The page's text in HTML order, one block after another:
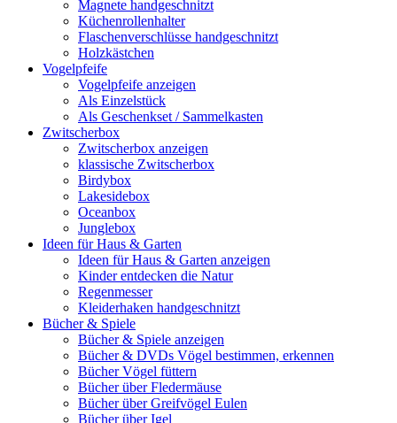
Magnete handgeschnitzt
Küchenrollenhalter
Flaschenverschlüsse handgeschnitzt
Holzkästchen
Vogelpfeife
Vogelpfeife anzeigen
Als Einzelstück
Als Geschenkset / Sammelkasten
Zwitscherbox
Zwitscherbox anzeigen
klassische Zwitscherbox
Birdybox
Lakesidebox
Oceanbox
Junglebox
Ideen für Haus & Garten
Ideen für Haus & Garten anzeigen
Kinder entdecken die Natur
Regenmesser
Kleiderhaken handgeschnitzt
Bücher & Spiele
Bücher & Spiele anzeigen
Bücher & DVDs Vögel bestimmen, erkennen
Bücher Vögel füttern
Bücher über Fledermäuse
Bücher über Greifvögel Eulen
Bücher über Igel